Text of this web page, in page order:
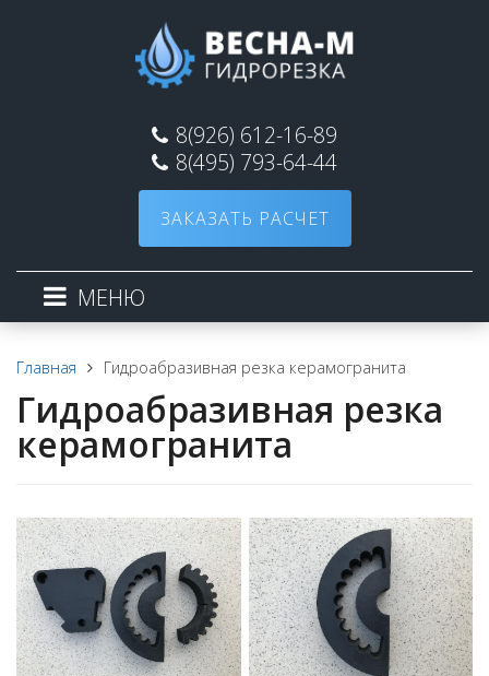
8(926) 612-16-89
8(495) 793-64-44
ЗАКАЗАТЬ РАСЧЕТ
МЕНЮ
Главная Гидроабразивная резка керамогранита
Гидроабразивная резка
керамогранита